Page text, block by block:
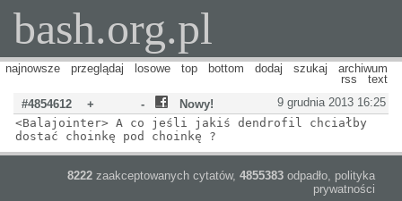
bash.org.pl
najnowsze przeglądaj losowe top bottom dodaj szukaj
archiwum
rss
text
9 grudnia 2013 16:25
#4854612 + -
Nowy!
<Balajointer> A co jeśli jakiś dendrofil chciałby
dostać choinkę pod choinkę ?
8222 zaakceptowanych cytatów, 4855383 odpadło, polityka
prywatności